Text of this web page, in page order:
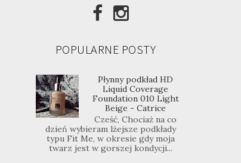
POPULARNE POSTY
Płynny podkład HD
Liquid Coverage
Foundation 010 Light
Beige - Catrice
Cześć, Chociaż na co
dzień wybieram lżejsze podkłady
typu Fit Me, w okresie gdy moja
twarz jest w gorszej kondycji...